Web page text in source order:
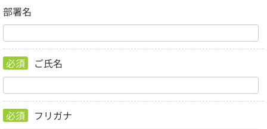
部署名
必須 ご氏名
必須 フリガナ